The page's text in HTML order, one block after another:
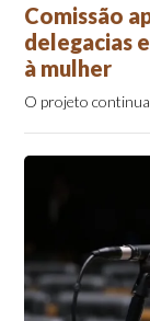
Comissão
delegacias
à mulher
O projeto